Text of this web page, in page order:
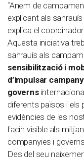
“Anem de
explicant als
explica el
Aquesta iniciativa
sahrauís als
sensibilització i
d’impulsar
governs
diferents països i
evidències de les
facin visible als
companyies i
Des del seu